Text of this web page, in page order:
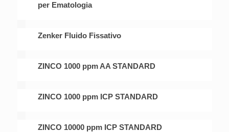
per Ematologia
Zenker Fluido Fissativo
ZINCO 1000 ppm AA STANDARD
ZINCO 1000 ppm ICP STANDARD
ZINCO 10000 ppm ICP STANDARD